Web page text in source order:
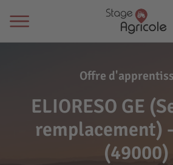
Offre
ELIORESO GE
remplacement)
(49000)